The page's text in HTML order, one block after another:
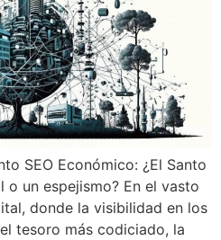
SEO Económico: ¿El Santo
un espejismo? En el vasto
donde la visibilidad en los
tesoro más codiciado, la